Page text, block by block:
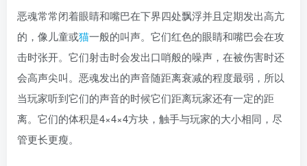
恶魂常常闭着眼睛和嘴巴在下界四处飘浮并且定期发出高亢
的，像儿童或猫一般的叫声。它们红色的眼睛和嘴巴会在攻
击时张开。它们射击时会发出口哨般的噪声，在被伤害时还
会高声尖叫。恶魂发出的声音随距离衰减的程度最弱，所以
当玩家听到它们的声音的时候它们距离玩家还有一定的距
离。它们的体积是4×4×4方块，触手与玩家的大小相同，尽
管更长更瘦。